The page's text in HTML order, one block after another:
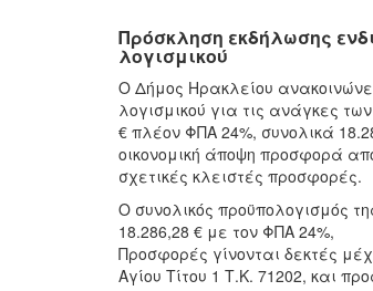
Πρόσκληση εκδήλωσης
λογισμικού
Ο Δήμος Ηρακλείου
λογισμικού για τις ανάγκες
€ πλέον ΦΠΑ 24%, συνολικά
οικονομική άποψη προσφορά
σχετικές κλειστές προσφορές.
Ο συνολικός προϋπολογισμός
18.286,28 € με τον ΦΠΑ 24%,
Προσφορές γίνονται δεκτές
Αγίου Τίτου 1 Τ.Κ. 71202, και